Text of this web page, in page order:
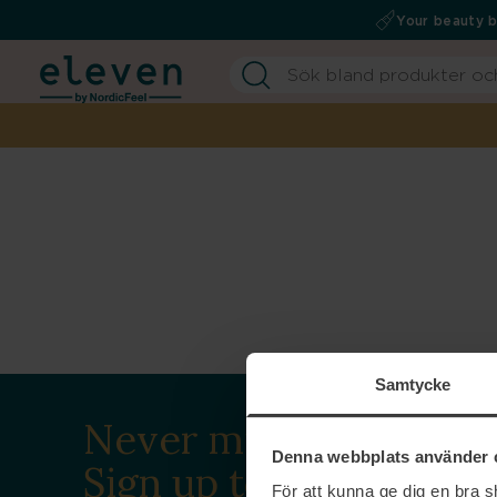
Samtycke
Denna webbplats använder
För att kunna ge dig en bra
Your beauty
Never miss a beat.
Sign up to our